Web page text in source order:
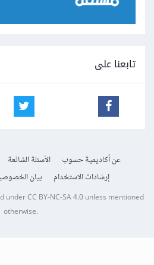
تابعنا على
عن أكاديمية حسوب الأسئلة الشائعة
إرشادات الاستخدام
بيان
underCC BY-NC-SA 4.0unless mentioned
otherwise.